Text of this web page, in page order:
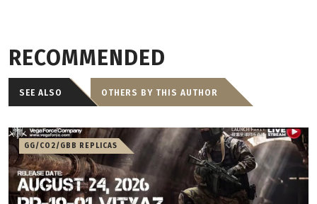
RECOMMENDED
SEE ALSO OTHERS BY THIS AUTHOR
GG/CO2/GBB REPLICAS